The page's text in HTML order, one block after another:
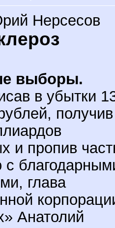
Нерсесов
выборы.
в убытки
и пропив
с
глава
Анатолий